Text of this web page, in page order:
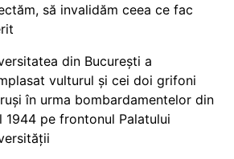
să invalidăm ceea ce fac
din București a
vulturul și cei doi grifoni
în urma bombardamentelor din
1944 pe frontonul Palatului